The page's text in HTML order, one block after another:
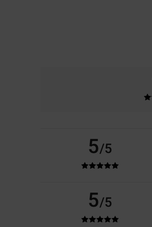
5/5
5/5